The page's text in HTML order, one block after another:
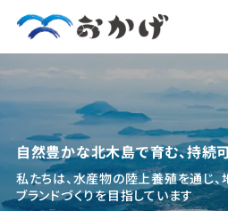
自然豊かな北木島で育む、持続
私たちは、水産物の陸上養殖を通じ
ブランドづくりを目指しています